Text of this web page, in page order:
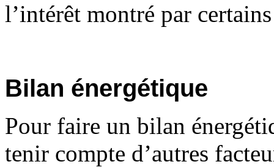
l’intérêt montré par
Bilan énergétique
Pour faire un bilan
tenir compte d’autres